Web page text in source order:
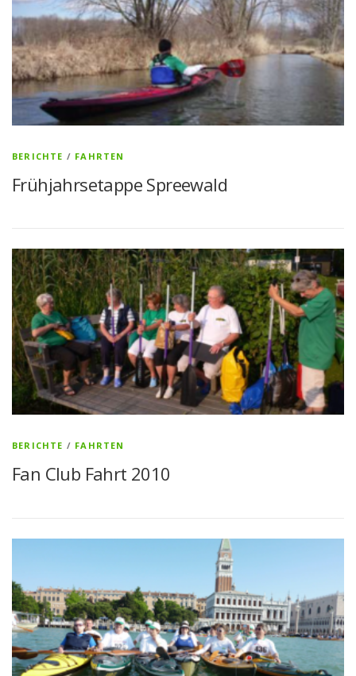
BERICHTE / FAHRTEN
Frühjahrsetappe Spreewald
BERICHTE / FAHRTEN
Fan Club Fahrt 2010